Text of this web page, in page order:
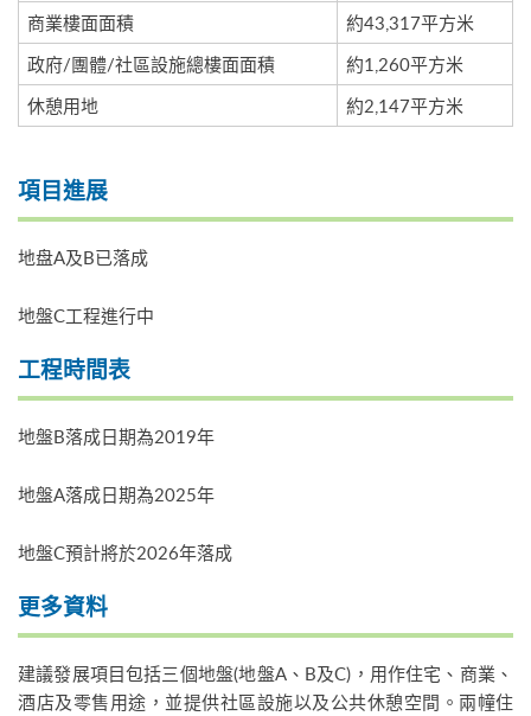
商業樓面面積
約43,317平方米
政府/團體/社區設施總樓面面積
約1,260平方米
休憩用地
約2,147平方米
項目進展
地盘A及B已落成
地盤C工程進行中
工程時間表
地盤B落成日期為2019年
地盤A落成日期為2025年
地盤C預計將於2026年落成
更多資料
建議發展項目包括三個地盤(地盤A、B及C)，用作住宅、商業、
酒店及零售用途，並提供社區設施以及公共休憩空間。兩幢住